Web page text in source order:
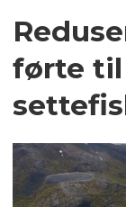
førte til